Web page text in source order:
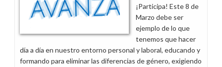
¡Participa! Este 8 de
Marzo debe ser
ejemplo de lo que
tenemos que hacer
día a día en nuestro entorno personal y laboral, educando y
formando para eliminar las diferencias de género, exigiendo